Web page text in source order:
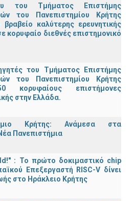
του Τμήματος Επιστήμης
του Πανεπιστημίου Κρήτης
καλύτερης ερευνητικής
κορυφαίο διεθνές επιστημονικό
του Τμήματος Επιστήμης
του Πανεπιστημίου Κρήτης
κορυφαίους επιστήμονες
στην Ελλάδα.
Κρήτης: Ανάμεσα στα
Πανεπιστήμια
: Το πρώτο δοκιμαστικό chip
Επεξεργαστή RISC-V δίνει
στο Ηράκλειο Κρήτης